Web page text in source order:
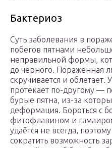
Бактериоз
Суть заболевания в
побегов пятнами
неправильной формы,
до чёрного. Пораженная
скручивается и облетает.
протекает по-другому —
бурые пятна, из-за
деформация. Бороться с
фитофлавином и
удаётся не всегда,
сократить возможность